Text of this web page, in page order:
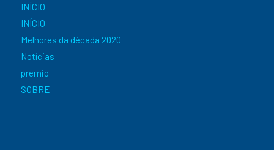
INÍCIO
INÍCIO
Melhores da década 2020
Notícias
premio
SOBRE